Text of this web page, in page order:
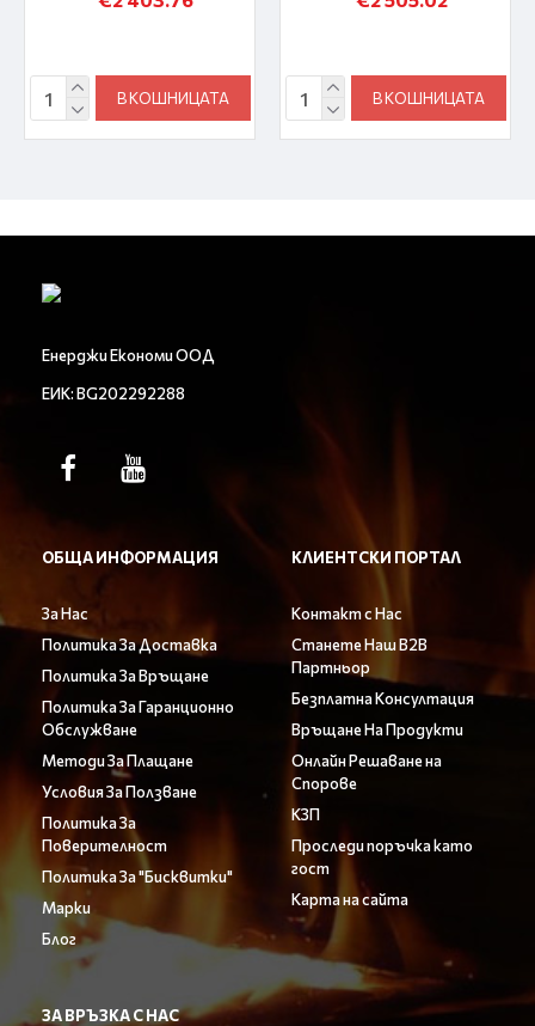
В КОШНИЦАТА В КОШНИЦАТА
Енерджи Економи ООД
ЕИК: BG202292288
ОБЩА ИНФОРМАЦИЯ
За Нас
Политика За Доставка
Политика За Връщане
Политика За Гаранционно
Обслужване
Методи За Плащане
Условия За Ползване
Политика За
Поверителност
Политика За "Бисквитки"
Марки
Блог
КЛИЕНТСКИ ПОРТАЛ
Контакт с Нас
Станете Наш B2B
Партньор
Безплатна Консултация
Връщане На Продукти
Онлайн Решаване на
Спорове
КЗП
Проследи поръчка като
гост
Карта на сайта
ЗА ВРЪЗКА С НАС